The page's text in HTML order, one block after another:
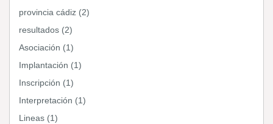
provincia cádiz (2)
resultados (2)
Asociación (1)
Implantación (1)
Inscripción (1)
Interpretación (1)
Lineas (1)